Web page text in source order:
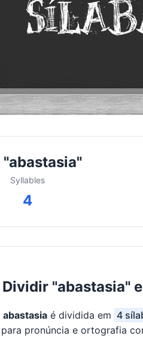
Syllables
4
"abastasia"
abastasia é dividida em 4
pronúncia e ortografia